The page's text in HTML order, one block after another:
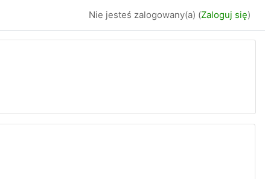
Nie jesteś zalogowany(a) (Zaloguj się)